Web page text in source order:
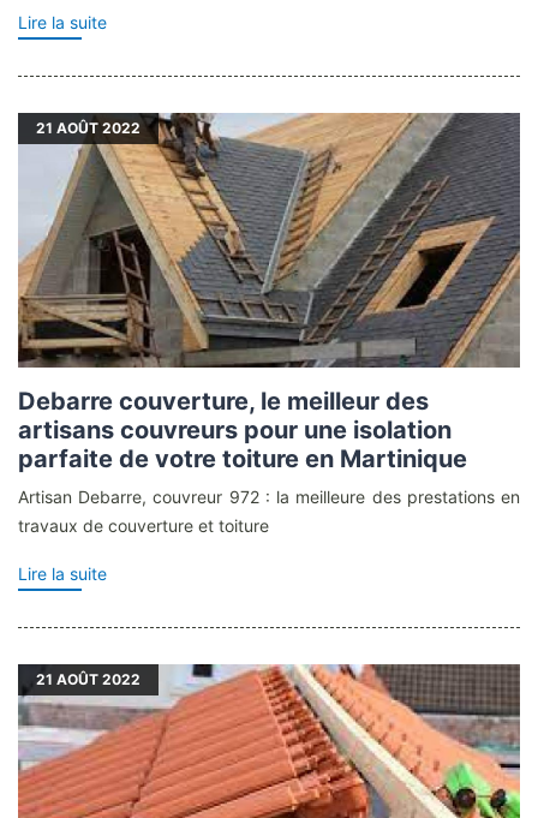
Lire la suite
21 AOÛT 2022
Debarre couverture, le meilleur des
artisans couvreurs pour une isolation
parfaite de votre toiture en Martinique
Artisan Debarre, couvreur 972 : la meilleure des prestations en
travaux de couverture et toiture
Lire la suite
21 AOÛT 2022